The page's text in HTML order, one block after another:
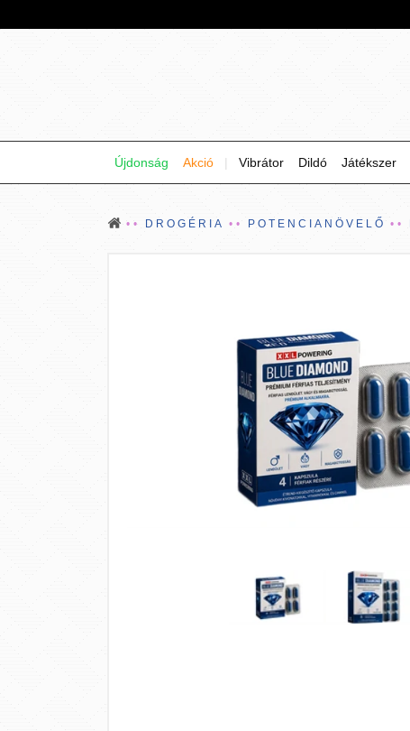
Újdonság Akció | Vibrátor Dildó Játékszer
DROGÉRIA POTENCIANÖVELŐ